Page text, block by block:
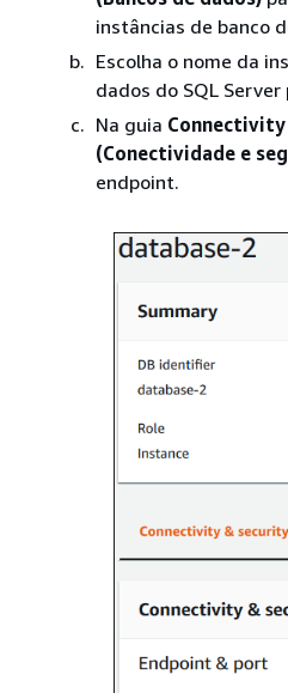
instâncias de banco
Escolha o nome da
dados do SQL
Na guia
(Conectividade e
endpoint.